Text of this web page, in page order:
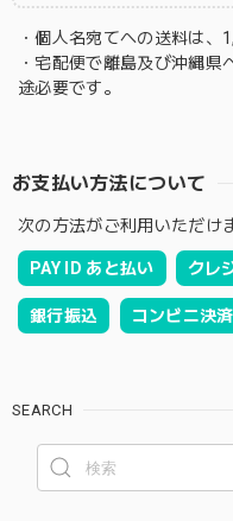
・個人名宛てへの送料は、
・宅配便で離島及び沖縄
途必要です。
お支払い方法について
次の方法がご利用いただけ
PAY ID あと払い クレ
銀行振込 コンビニ決
SEARCH